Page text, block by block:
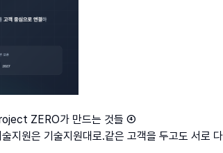
ZERO가 만드는 것들 ④
지원은 기술지원대로.같은 고객을 두고도 서로